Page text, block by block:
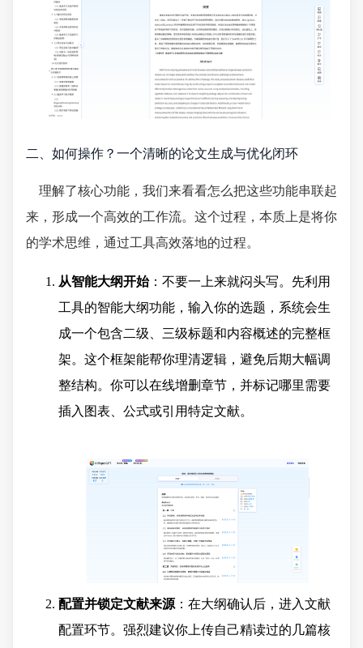
二、如何操作？一个清晰的论文生成与优化闭环
理解了核心功能，我们来看看怎么把这些功能串联起
来，形成一个高效的工作流。这个过程，本质上是将你
的学术思维，通过工具高效落地的过程。
从智能大纲开始：不要一上来就闷头写。先利用
工具的智能大纲功能，输入你的选题，系统会生
成一个包含二级、三级标题和内容概述的完整框
架。这个框架能帮你理清逻辑，避免后期大幅调
整结构。你可以在线增删章节，并标记哪里需要
插入图表、公式或引用特定文献。
配置并锁定文献来源 ：在大纲确认后，进入文献
配置环节。强烈建议你上传自己精读过的几篇核